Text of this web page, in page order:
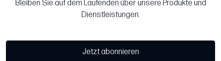
Bleiben Sie auf dem Laufenden über unsere Produkte und
Dienstleistungen.
Jetzt abonnieren